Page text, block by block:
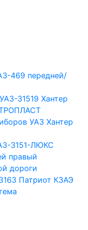
469 передней/
31519 Хантер
УАЗ Хантер
3151-ЛЮКС
правый
дороги
Патриот КЗАЭ